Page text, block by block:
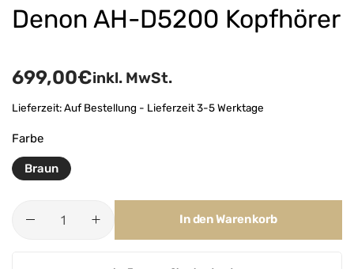
Denon AH-D5200 Kopfhörer
699,00€inkl. MwSt.
Lieferzeit:Auf Bestellung - Lieferzeit 3-5 Werktage
Farbe
Braun
In den Warenkorb